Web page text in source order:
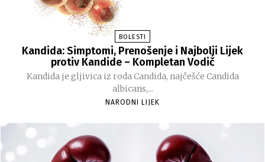
BOLESTI
Kandida: Simptomi, Prenošenje i Najbolji Lijek
protiv Kandide – Kompletan Vodič
Kandida je gljivica iz roda Candida, najčešće Candida
albicans,...
NARODNI LIJEK